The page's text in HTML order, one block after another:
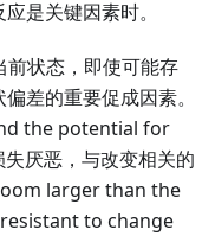
是关键因素时。
前状态，即使可能存
差的重要促成因素。
the potential for
厌恶，与改变相关的
larger than the
to change